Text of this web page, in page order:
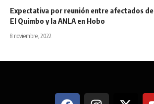
Expectativa por reunión entre afectados de
El Quimbo y la ANLA en Hobo
8 noviembre, 2022